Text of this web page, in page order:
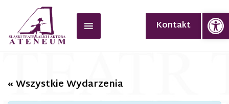
Kontakt
« Wszystkie Wydarzenia